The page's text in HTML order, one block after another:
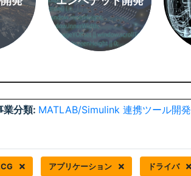
業分類: MATLAB/Simulink 連携ツール開発
アプリケーション ドライバ